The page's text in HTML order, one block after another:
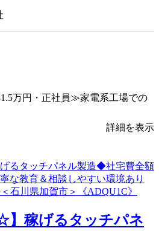
万円・正社員≫家電系工場での
詳細を表示
】稼げるタッチパネ